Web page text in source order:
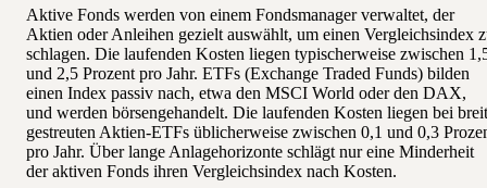
Aktive Fonds werden von einem Fondsmanager verwaltet, der
Aktien oder Anleihen gezielt auswählt, um einen Vergleichsindex
schlagen. Die laufenden Kosten liegen typischerweise zwischen
und 2,5 Prozent pro Jahr. ETFs (Exchange Traded Funds) bilden
einen Index passiv nach, etwa den MSCI World oder den DAX,
und werden börsengehandelt. Die laufenden Kosten liegen bei breit
gestreuten Aktien-ETFs üblicherweise zwischen 0,1 und 0,3
pro Jahr. Über lange Anlagehorizonte schlägt nur eine Minderheit
der aktiven Fonds ihren Vergleichsindex nach Kosten.